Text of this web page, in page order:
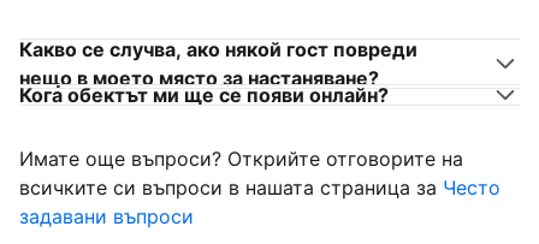
Какво се случва, ако някой гост повреди
нещо в моето място за настаняване?
Кога обектът ми ще се появи онлайн?
Имате още въпроси? Открийте отговорите на
всичките си въпроси в нашата страница за Често
задавани въпроси